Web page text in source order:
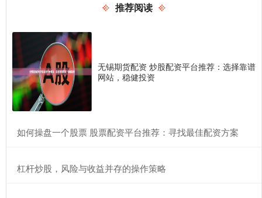
推荐阅读
无锡期货配资 炒股配资平台推荐：选择靠谱
网站，稳健投资
​如何操盘一个股票 股票配资平台推荐：寻找最佳配资方案
​杠杆炒股，风险与收益并存的操作策略